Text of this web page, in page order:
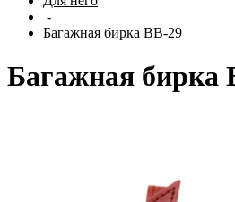
-
Багажная бирка BB-29
Багажная бирка